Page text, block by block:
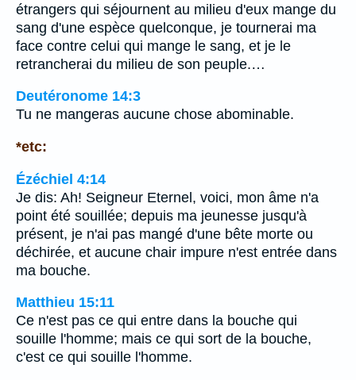
étrangers qui séjournent au milieu d'eux mange du
sang d'une espèce quelconque, je tournerai ma
face contre celui qui mange le sang, et je le
retrancherai du milieu de son peuple.…
Deutéronome 14:3
Tu ne mangeras aucune chose abominable.
*etc:
Ézéchiel 4:14
Je dis: Ah! Seigneur Eternel, voici, mon âme n'a
point été souillée; depuis ma jeunesse jusqu'à
présent, je n'ai pas mangé d'une bête morte ou
déchirée, et aucune chair impure n'est entrée dans
ma bouche.
Matthieu 15:11
Ce n'est pas ce qui entre dans la bouche qui
souille l'homme; mais ce qui sort de la bouche,
c'est ce qui souille l'homme.